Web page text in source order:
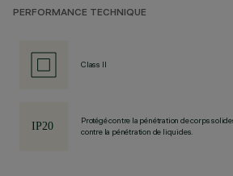
PERFORMANCE TECHNIQUE
Class II
Protégé contre la pénétration de corps
contre la pénétration de liquides.